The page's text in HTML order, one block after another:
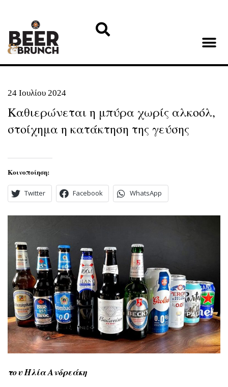
24 Ιουλίου 2024
Καθιερώνεται η μπύρα χωρίς αλκοόλ,
στοίχημα η κατάκτηση της γεύσης
Κοινοποίηση:
Twitter Facebook WhatsApp
του Ηλία Ανδρεάκη